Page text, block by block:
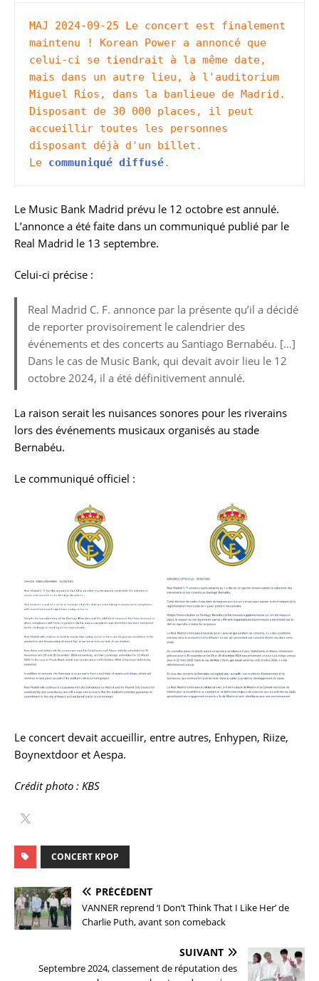
MAJ 2024-09-25 Le concert est finalement
maintenu ! Korean Power a annoncé que
celui-ci se tiendrait à la même date,
mais dans un autre lieu, à l'auditorium
Miguel Ríos, dans la banlieue de Madrid.
Disposant de 30 000 places, il peut
accueillir toutes les personnes
disposant déjà d'un billet.
Le communiqué diffusé.
Le Music Bank Madrid prévu le 12 octobre est annulé.
L’annonce a été faite dans un communiqué publié par le
Real Madrid le 13 septembre.
Celui-ci précise :
Real Madrid C. F. annonce par la présente qu’il a décidé
de reporter provisoirement le calendrier des
événements et des concerts au Santiago Bernabéu. […]
Dans le cas de Music Bank, qui devait avoir lieu le 12
octobre 2024, il a été définitivement annulé.
La raison serait les nuisances sonores pour les riverains
lors des événements musicaux organisés au stade
Bernabéu.
Le communiqué officiel :
Le concert devait accueillir, entre autres, Enhypen, Riize,
Boynextdoor et Aespa.
Crédit photo : KBS
CONCERT KPOP
PRÉCÉDENT
VANNER reprend ‘I Don’t Think That I Like Her’ de
Charlie Puth, avant son comeback
SUIVANT
Septembre 2024, classement de réputation des